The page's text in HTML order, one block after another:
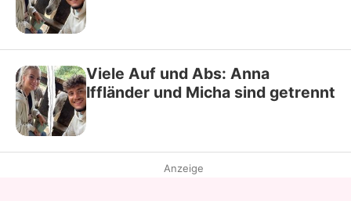
Viele Auf und Abs: Anna
Iffländer und Micha sind getrennt
Anzeige